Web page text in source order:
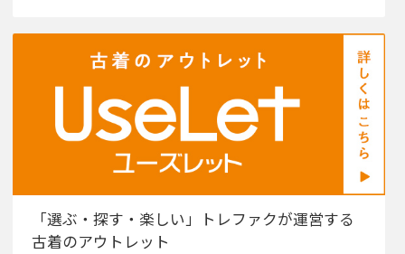
「選ぶ・探す・楽しい」トレファクが運営する
古着のアウトレット